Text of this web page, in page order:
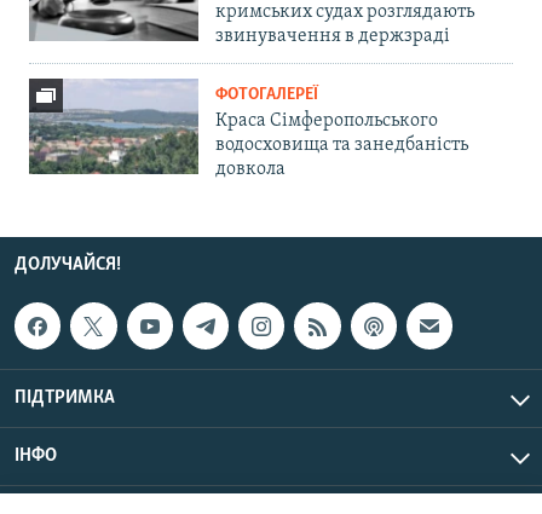
кримських судах розглядають
звинувачення в держзраді
ФОТОГАЛЕРЕЇ
Краса Сімферопольського
водосховища та занедбаність
довкола
ДОЛУЧАЙСЯ!
ПІДТРИМКА
ІНФО